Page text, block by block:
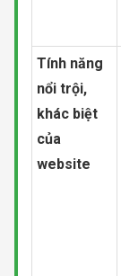
Tính năng
nổi trội,
khác biệt
của
website